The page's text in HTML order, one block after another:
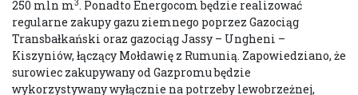
250 mln m . Ponadto Energocom będzie realizować
regularne zakupy gazu ziemnego poprzez Gazociąg
Transbałkański oraz gazociąg Jassy – Ungheni –
Kiszyniów, łączący Mołdawię z Rumunią. Zapowiedziano, że
surowiec zakupywany od Gazpromu będzie
wykorzystywany wyłącznie na potrzeby lewobrzeżnej,